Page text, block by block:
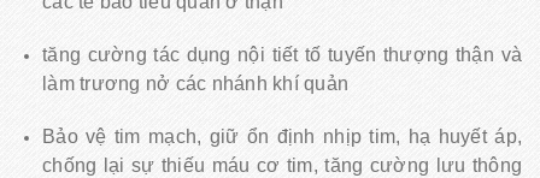
tăng cường tác dụng nội tiết tố tuyến thượng thận và
làm trương nở các nhánh khí quản
Bảo vệ tim mạch, giữ ổn định nhịp tim, hạ huyết áp,
chống lại sự thiếu máu cơ tim, tăng cường lưu thông